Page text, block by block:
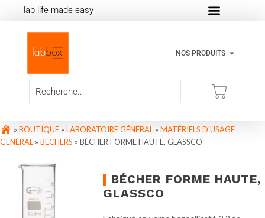
lab life made easy
NOS PRODUITS
» BOUTIQUE » LABORATOIRE GÉNÉRAL » MATÉRIELS D'USAGE
GÉNÉRAL » BÉCHERS » BÉCHER FORME HAUTE, GLASSCO
BÉCHER FORME HAUTE,
GLASSCO